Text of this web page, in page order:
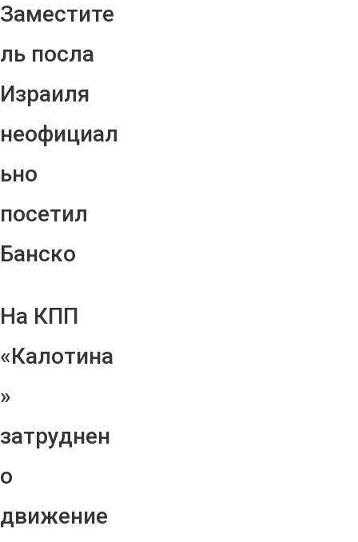
Заместите
ль посла
Израиля
неофициал
ьно
посетил
Банско
На КПП
«Калотина
»
затруднен
о
движение